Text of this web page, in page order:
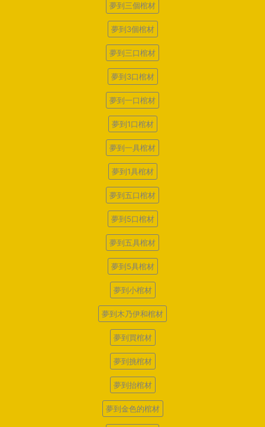
夢到三個棺材
夢到3個棺材
夢到三口棺材
夢到3口棺材
夢到一口棺材
夢到1口棺材
夢到一具棺材
夢到1具棺材
夢到五口棺材
夢到5口棺材
夢到五具棺材
夢到5具棺材
夢到小棺材
夢到木乃伊和棺材
夢到買棺材
夢到挑棺材
夢到抬棺材
夢到金色的棺材